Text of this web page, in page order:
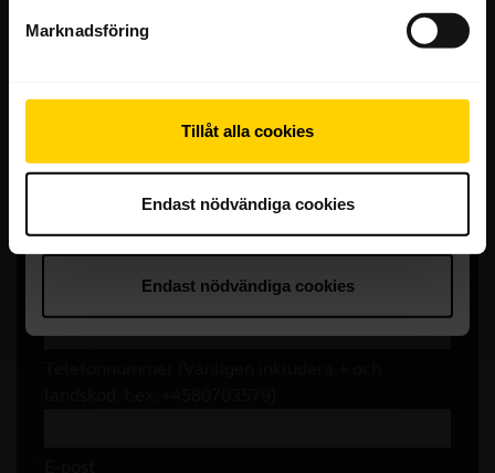
Marknadsföring
Tillåt alla cookies
Endast nödvändiga cookies